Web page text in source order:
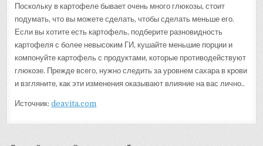
Поскольку в картофеле бывает очень много глюкозы, стоит
подумать, что вы можете сделать, чтобы сделать меньше его.
Если вы хотите есть картофель, подберите разновидность
картофеля с более невысоким ГИ, кушайте меньшие порции и
компонуйте картофель с продуктами, которые противодействуют
глюкозе. Прежде всего, нужно следить за уровнем сахара в крови
и взгляните, как эти изменения оказывают влияние на вас лично..
Источник:deavita.com